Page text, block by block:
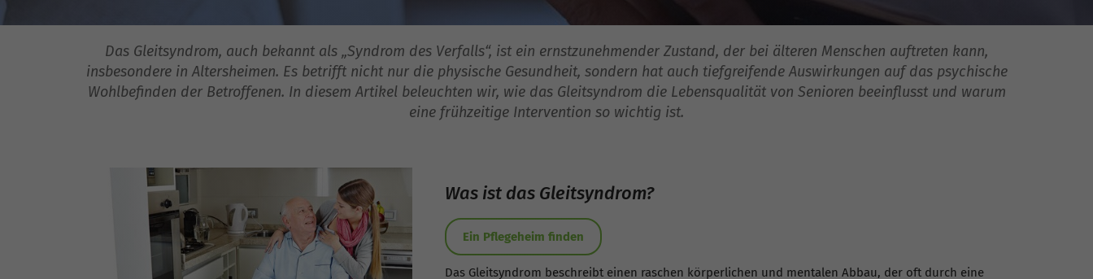
Das Gleitsyndrom, auch bekannt als „Syndrom des Verfalls“, ist ein ernstzunehmender Zustand, der bei älteren Menschen auftreten kann,
insbesondere in Altersheimen. Es betrifft nicht nur die physische Gesundheit, sondern hat auch tiefgreifende Auswirkungen auf das psychische
Wohlbefinden der Betroffenen. In diesem Artikel beleuchten wir, wie das Gleitsyndrom die Lebensqualität von Senioren beeinflusst und warum
eine frühzeitige Intervention so wichtig ist.
Was ist das Gleitsyndrom?
Ein Pflegeheim finden
Das Gleitsyndrom beschreibt einen raschen körperlichen und mentalen Abbau, der oft durch eine